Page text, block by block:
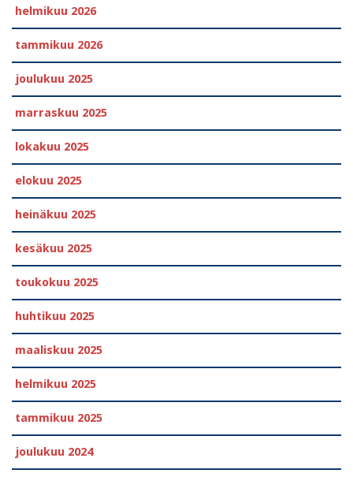
helmikuu 2026
tammikuu 2026
joulukuu 2025
marraskuu 2025
lokakuu 2025
elokuu 2025
heinäkuu 2025
kesäkuu 2025
toukokuu 2025
huhtikuu 2025
maaliskuu 2025
helmikuu 2025
tammikuu 2025
joulukuu 2024